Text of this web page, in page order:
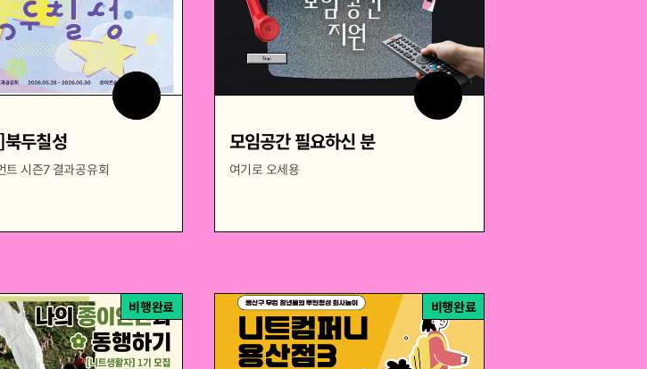
두칠성
트 시즌7 결과공유회
모임공간 필요하신 분
여기로 오세용
비행완료 비행완료